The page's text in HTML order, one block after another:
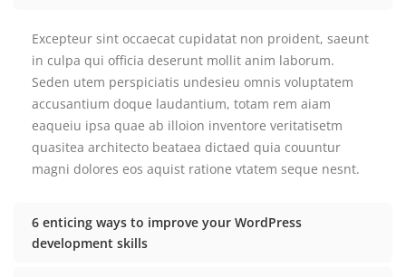
Excepteur sint occaecat cupidatat non proident, saeunt
in culpa qui officia deserunt mollit anim laborum.
Seden utem perspiciatis undesieu omnis voluptatem
accusantium doque laudantium, totam rem aiam
eaqueiu ipsa quae ab illoion inventore veritatisetm
quasitea architecto beataea dictaed quia couuntur
magni dolores eos aquist ratione vtatem seque nesnt.
6 enticing ways to improve your WordPress
development skills